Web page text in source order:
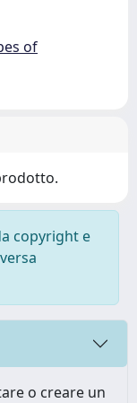
of
copyright e
o creare un